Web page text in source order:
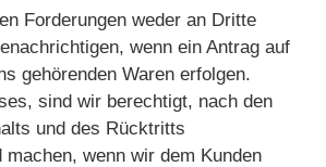
Forderungen weder an Dritte
wenn ein Antrag auf
gehörenden Waren erfolgen.
sind wir berechtigt, nach den
und des Rücktritts
wenn wir dem Kunden